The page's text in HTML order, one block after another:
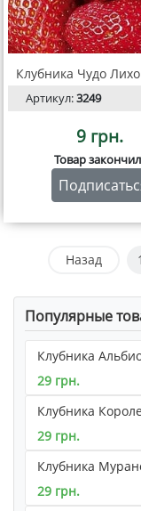
Популярные
Клубника
29 грн.
Клубника
29 грн.
Клубника
29 грн.
Клубника Чудо
Артикул:3249
9 грн.
Товар
Назад 1